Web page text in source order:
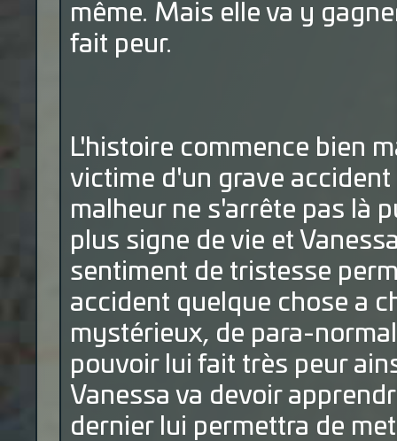
même. Mais elle va y
fait peur.
L'histoire commence bien
victime d'un grave
malheur ne s'arrête pas là
plus signe de vie et
sentiment de tristesse
accident quelque chose a
mystérieux, de para-
pouvoir lui fait très peur
Vanessa va devoir
dernier lui permettra de